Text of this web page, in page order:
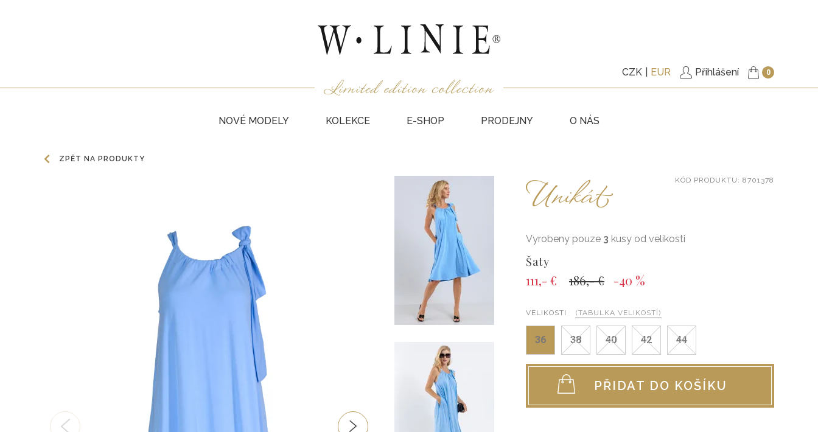
CZK EUR Přihlášení 0
NOVÉ MODELY KOLEKCE E-SHOP
NEPODŠITÉ
KABÁTKY
VESTY
KABÁTY, BUNDY
DOPLŇKY
DÁRKOVÉ POUKAZY
PRODEJNY O NÁS
ZPĚT NA PRODUKTY
KÓD PRODUKTU : 8701378
Unikát
Vyrobeny pouze 3 kusy od velikosti
Šaty
111,- € 186,- € -40 %
VELIKOSTI (TABULKA VELIKOSTÍ)
36 38 40 42 44
PŘIDAT DO KOŠÍKU